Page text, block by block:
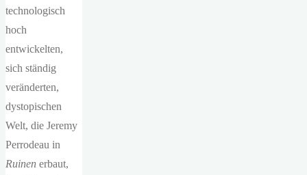
technologisch
hoch
entwickelten,
sich ständig
veränderten,
dystopischen
Welt, die Jeremy
Perrodeau in
Ruinen erbaut,